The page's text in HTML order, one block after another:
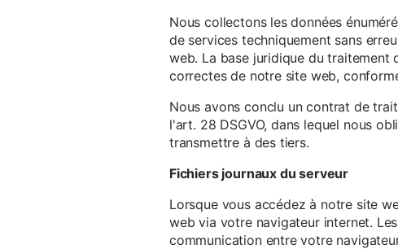
Nous collectons les données
de services techniquement sans
web. La base juridique du
correctes de notre site web,
Nous avons conclu un contrat de
l'art. 28 DSGVO, dans lequel nous
transmettre à des tiers.
Fichiers journaux du serveur
Lorsque vous accédez à notre site
web via votre navigateur internet.
communication entre votre